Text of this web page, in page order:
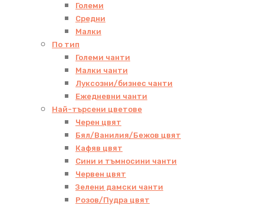
Големи
Средни
Малки
По тип
Големи чанти
Малки чанти
Луксозни/бизнес чанти
Ежедневни чанти
Най-търсени цветове
Черен цвят
Бял/Ванилия/Бежов цвят
Кафяв цвят
Сини и тъмносини чанти
Червен цвят
Зелени дамски чанти
Розов/Пудра цвят